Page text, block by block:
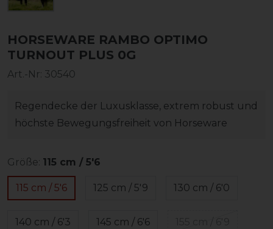
HORSEWARE RAMBO OPTIMO
TURNOUT PLUS 0G
Art.-Nr: 30540
Regendecke der Luxusklasse, extrem robust und
höchste Bewegungsfreiheit von Horseware
Größe: 115 cm / 5'6
115 cm / 5'6 125 cm / 5'9 130 cm / 6'0
140 cm / 6'3 145 cm / 6'6